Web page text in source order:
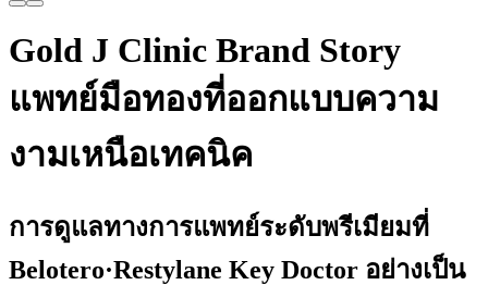
Gold J Clinic Brand Story
แพทย์มือทองที่ออกแบบความ
งามเหนือเทคนิค
การดูแลทางการแพทย์ระดับพรีเมียมที่
Belotero·Restylane Key Doctor อย่างเป็น